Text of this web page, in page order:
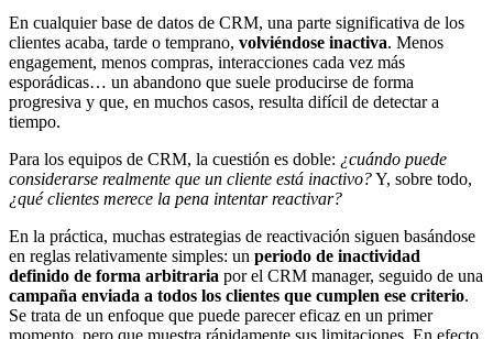
En cualquier base de datos de CRM, una parte significativa de los
clientes acaba, tarde o temprano, volviéndose inactiva. Menos
engagement, menos compras, interacciones cada vez más
esporádicas… un abandono que suele producirse de forma
progresiva y que, en muchos casos, resulta difícil de detectar a
tiempo.
Para los equipos de CRM, la cuestión es doble: ¿cuándo puede
considerarse realmente que un cliente está inactivo?Y, sobre todo,
¿qué clientes merece la pena intentar reactivar?
En la práctica, muchas estrategias de reactivación siguen basándose
en reglas relativamente simples: un periodo de inactividad
definido de forma arbitraria por el CRM manager, seguido de una
campaña enviada a todos los clientes que cumplen ese criterio.
Se trata de un enfoque que puede parecer eficaz en un primer